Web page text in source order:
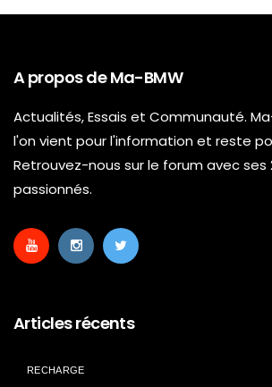
A propos de Ma-BMW
Actualités, Essais et Communauté.
l'on vient pour l'information et reste
Retrouvez-nous sur le forum avec ses
passionnés.
Articles récents
RECHARGE